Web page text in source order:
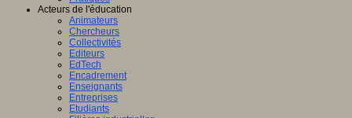
Acteurs de l'éducation
Animateurs
Chercheurs
Collectivités
Editeurs
EdTech
Encadrement
Enseignants
Entreprises
Etudiants